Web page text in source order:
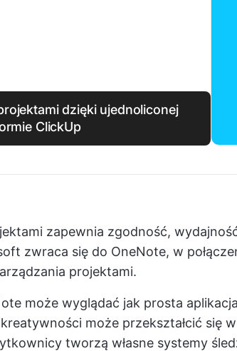
dzięki ujednoliconej
ClickUp
zapewnia zgodność,
zwraca się do OneNote, w
projektami.
może wyglądać jak prosta
może przekształcić się
tworzą własne systemy